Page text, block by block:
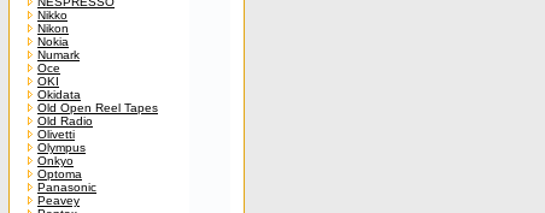
Nikko
Nikon
Nokia
Numark
Oce
OKI
Okidata
Old Open Reel Tapes
Old Radio
Olivetti
Olympus
Onkyo
Optoma
Panasonic
Peavey